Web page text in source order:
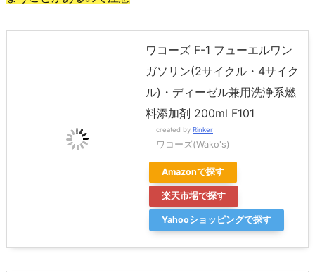
ワコーズ F-1 フューエルワン
ガソリン(2サイクル・4サイク
ル)・ディーゼル兼用洗浄系燃
料添加剤 200ml F101
created by Rinker
ワコーズ(Wako's)
Amazonで探す
楽天市場で探す
Yahooショッピングで探す